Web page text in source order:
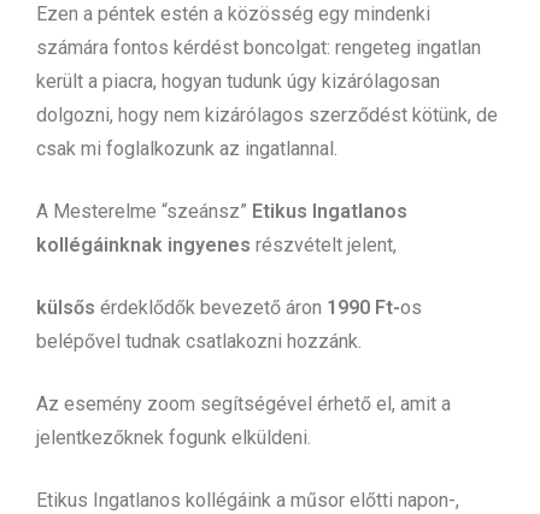
Ezen a péntek estén a közösség egy mindenki
számára fontos kérdést boncolgat: rengeteg ingatlan
került a piacra, hogyan tudunk úgy kizárólagosan
dolgozni, hogy nem kizárólagos szerződést kötünk, de
csak mi foglalkozunk az ingatlannal.
A Mesterelme “szeánsz” Etikus Ingatlanos
kollégáinknak ingyenes részvételt jelent,
külsős érdeklődők bevezető áron 1990 Ft-os
belépővel tudnak csatlakozni hozzánk.
Az esemény zoom segítségével érhető el, amit a
jelentkezőknek fogunk elküldeni.
Etikus Ingatlanos kollégáink a műsor előtti napon-,